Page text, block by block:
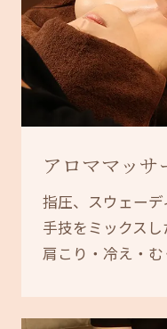
アロママッサ
指圧、スウェー
手技をミックス
肩こり・冷え・む